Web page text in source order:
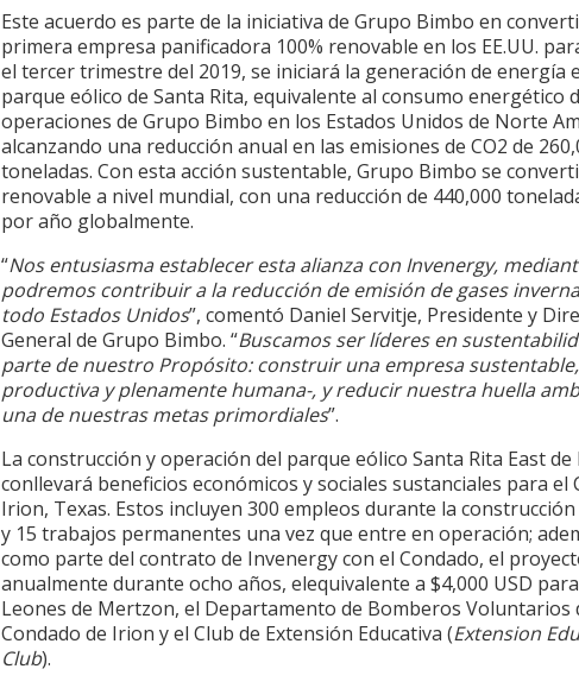
Este acuerdo es parte de la iniciativa de Grupo Bimbo en
primera empresa panificadora 100% renovable en los EE.UU.
el tercer trimestre del 2019, se iniciará la generación de energía
parque eólico de Santa Rita, equivalente al consumo energético
operaciones de Grupo Bimbo en los Estados Unidos de Norte
alcanzando una reducción anual en las emisiones de CO2 de
toneladas. Con esta acción sustentable, Grupo Bimbo se
renovable a nivel mundial, con una reducción de 440,000
por año globalmente.
“Nos entusiasma establecer esta alianza con Invenergy,
podremos contribuir a la reducción de emisión de gases
todo Estados Unidos”, comentó Daniel Servitje, Presidente y
General de Grupo Bimbo. “Buscamos ser líderes en
parte de nuestro Propósito: construir una empresa
productiva y plenamente humana-, y reducir nuestra huella
una de nuestras metas primordiales”.
La construcción y operación del parque eólico Santa Rita East
conllevará beneficios económicos y sociales sustanciales para el
Irion, Texas. Estos incluyen 300 empleos durante la
y 15 trabajos permanentes una vez que entre en operación;
como parte del contrato de Invenergy con el Condado, el
anualmente durante ocho años, elequivalente a $4,000 USD
Leones de Mertzon, el Departamento de Bomberos Voluntarios
Condado de Irion y el Club de Extensión Educativa (Extension
Club).